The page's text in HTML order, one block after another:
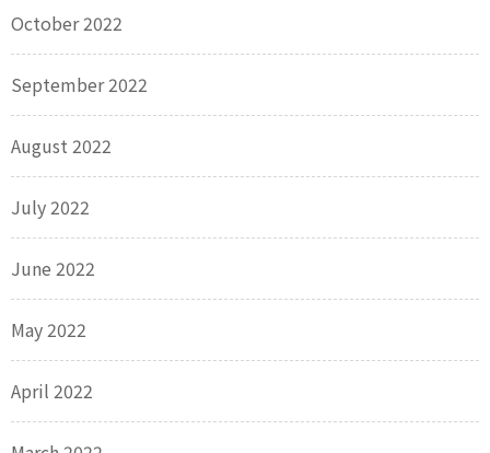
October 2022
September 2022
August 2022
July 2022
June 2022
May 2022
April 2022